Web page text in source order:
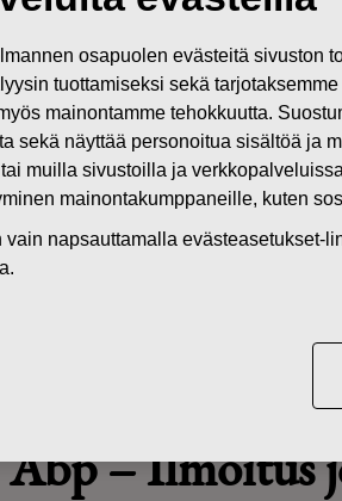
Abp - Ilmoitus
Abp–Ilmoitus
osapuolen evästeitä sivuston
tuottamiseksi sekä
mainontamme tehokkuutta.
sekä näyttää personoitua sisältöä ja
muilla sivustoilla ja
mainontakumppaneille, kuten
napsauttamalla evästeasetukset-